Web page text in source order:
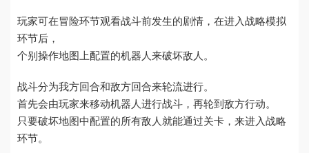
玩家可在冒险环节观看战斗前发生的剧情，在进入战略模拟
环节后，
个别操作地图上配置的机器人来破坏敌人。
战斗分为我方回合和敌方回合来轮流进行。
首先会由玩家来移动机器人进行战斗，再轮到敌方行动。
只要破坏地图中配置的所有敌人就能通过关卡，来进入战略
环节。